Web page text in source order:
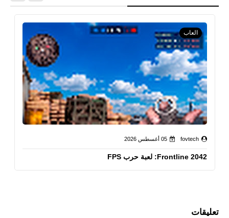
العاب
fovtech 05 أغسطس 2026
Frontline 2042: لعبة حرب FPS
تعليقات